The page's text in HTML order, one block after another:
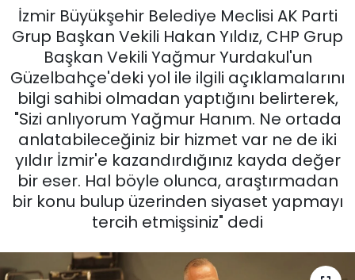
İzmir Büyükşehir Belediye Meclisi AK Parti
Grup Başkan Vekili Hakan Yıldız, CHP Grup
Başkan Vekili Yağmur Yurdakul'un
Güzelbahçe'deki yol ile ilgili açıklamalarını
bilgi sahibi olmadan yaptığını belirterek,
"Sizi anlıyorum Yağmur Hanım. Ne ortada
anlatabileceğiniz bir hizmet var ne de iki
yıldır İzmir'e kazandırdığınız kayda değer
bir eser. Hal böyle olunca, araştırmadan
bir konu bulup üzerinden siyaset yapmayı
tercih etmişsiniz" dedi
English News
GÜNCEL
KÜLTÜR SANAT
MAGAZİN
POLİTİKA
SAĞLIK
Siyaset
Haber Arşivi